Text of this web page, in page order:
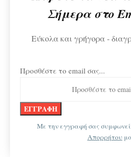
Σήμερα στο
Εύκολα και γρήγορα -
Προσθέστε το email σας...
Με την εγγραφή σας
Απορρήτου